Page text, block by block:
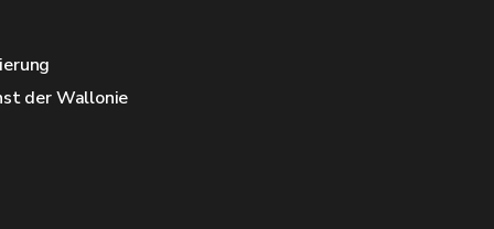
der Wallonie